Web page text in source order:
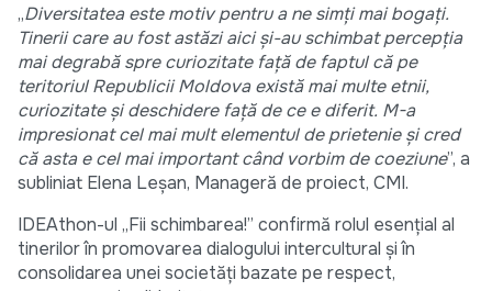
„Diversitatea este motiv pentru a ne simți mai bogați.
Tinerii care au fost astăzi aici și-au schimbat percepția
mai degrabă spre curiozitate față de faptul că pe
teritoriul Republicii Moldova există mai multe etnii,
curiozitate și deschidere față de ce e diferit. M-a
impresionat cel mai mult elementul de prietenie și cred
că asta e cel mai important când vorbim de coeziune”, a
subliniat Elena Leșan, Manageră de proiect, CMI.
IDEAthon-ul „Fii schimbarea!” confirmă rolul esențial al
tinerilor în promovarea dialogului intercultural și în
consolidarea unei societăți bazate pe respect,